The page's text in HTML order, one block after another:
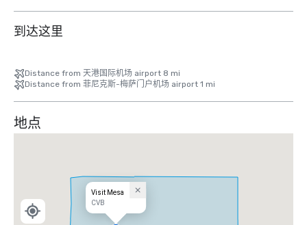
到达这里
Distance from 天港国际机场 airport 8 mi
Distance from 菲尼克斯-梅萨门户机场 airport 1 mi
地点
Visit Mesa
CVB